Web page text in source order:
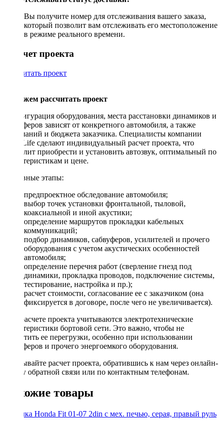
Вы получите номер для отслеживания вашего заказа,
который позволит вам отслеживать его местоположение
в режиме реального времени.
Рассчет проекта
Рассчитать проект
Поможем рассчитать проект
Конфигурация оборудования, места расстановки динамиков и
сабвуферов зависят от конкретного автомобиля, а также
пожеланий и бюджета заказчика. Специалисты компании
DriveLife сделают индивидуальный расчет проекта, что
позволит приобрести и установить автозвук, оптимальный по
характеристикам и цене.
Основные этапы:
предпроектное обследование автомобиля;
выбор точек установки фронтальной, тыловой,
коаксиальной и иной акустики;
определение маршрутов прокладки кабельных
коммуникаций;
подбор динамиков, сабвуферов, усилителей и прочего
оборудования с учетом акустических особенностей
автомобиля;
определение перечня работ (сверление гнезд под
динамики, прокладка проводов, подключение системы,
тестирование, настройка и пр.);
расчет стоимости, согласование ее с заказчиком (она
фиксируется в договоре, после чего не увеличивается).
При расчете проекта учитываются электротехнические
характеристики бортовой сети. Это важно, чтобы не
допустить ее перегрузки, особенно при использовании
сабвуферов и прочего энергоемкого оборудования.
Заказывайте расчет проекта, обратившись к нам через онлайн-
форму обратной связи или по контактным телефонам.
Похожие товары